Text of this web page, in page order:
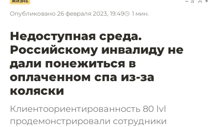
ЖИЗНЬ
Опубликовано 26 февраля 2023, 19:49 1 мин.
Недоступная среда.
Российскому инвалиду не
дали понежиться в
оплаченном спа из-за
коляски
Клиентоориентированность 80 lvl
продемонстрировали сотрудники